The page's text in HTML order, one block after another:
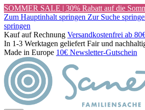
SOMMER SALE | 30% Rabatt auf die
Zum Hauptinhalt springen Zur Suche
springen
Kauf auf Rechnung Versandkostenfrei ab
In 1-3 Werktagen geliefert Fair und
Made in Europe 10€ Newsletter-Gutschein